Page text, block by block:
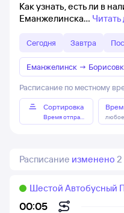
Как узнать, есть ли в
Еманжелинска
Сегодня Завтра
Еманжелинск →
Расписание по местному
Сортировка
Время отправления любое
Расписание изменено 2
00:05
Шестой Автобусный